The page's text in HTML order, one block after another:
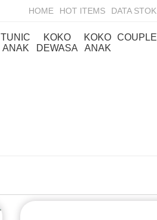
HOME HOT ITEMS DATA STOK
TUNIC
ANAK
KOKO
DEWASA
KOKO
ANAK
COUPLE